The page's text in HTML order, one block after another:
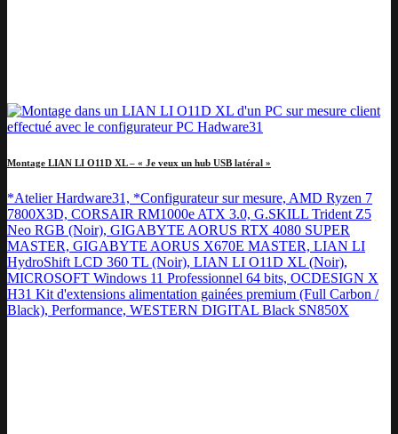
Montage LIAN LI O11D XL – « Je veux un hub USB latéral »
*Atelier Hardware31, *Configurateur sur mesure, AMD Ryzen 7
7800X3D, CORSAIR RM1000e ATX 3.0, G.SKILL Trident Z5
Neo RGB (Noir), GIGABYTE AORUS RTX 4080 SUPER
MASTER, GIGABYTE AORUS X670E MASTER, LIAN LI
HydroShift LCD 360 TL (Noir), LIAN LI O11D XL (Noir),
MICROSOFT Windows 11 Professionnel 64 bits, OCDESIGN X
H31 Kit d'extensions alimentation gainées premium (Full Carbon /
Black), Performance, WESTERN DIGITAL Black SN850X